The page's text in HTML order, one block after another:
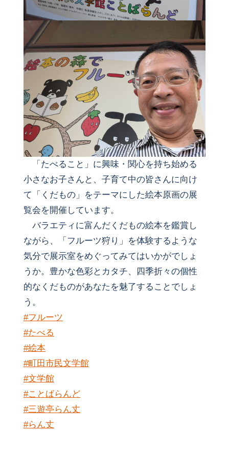
「たべること」に興味・関心を持ち始める
小さなお子さんと、子育て中の皆さんに向け
て「くだもの」をテーマにした絵本原画の展
覧会を開催しています。
バラエティに富んだくだもの絵本を鑑賞し
ながら、「フルーツ狩り」を体験するような
気分で展示室をめぐってみてはいかがでしょ
うか。豊かな色彩とカタチ、四季折々の個性
的なくだものがあなたを魅了することでしょ
う。
#フルーツ
#たべる
#絵本
#町田市民文学館
#文学館
#ことばらんど
#三遊亭らん丈
#らん丈